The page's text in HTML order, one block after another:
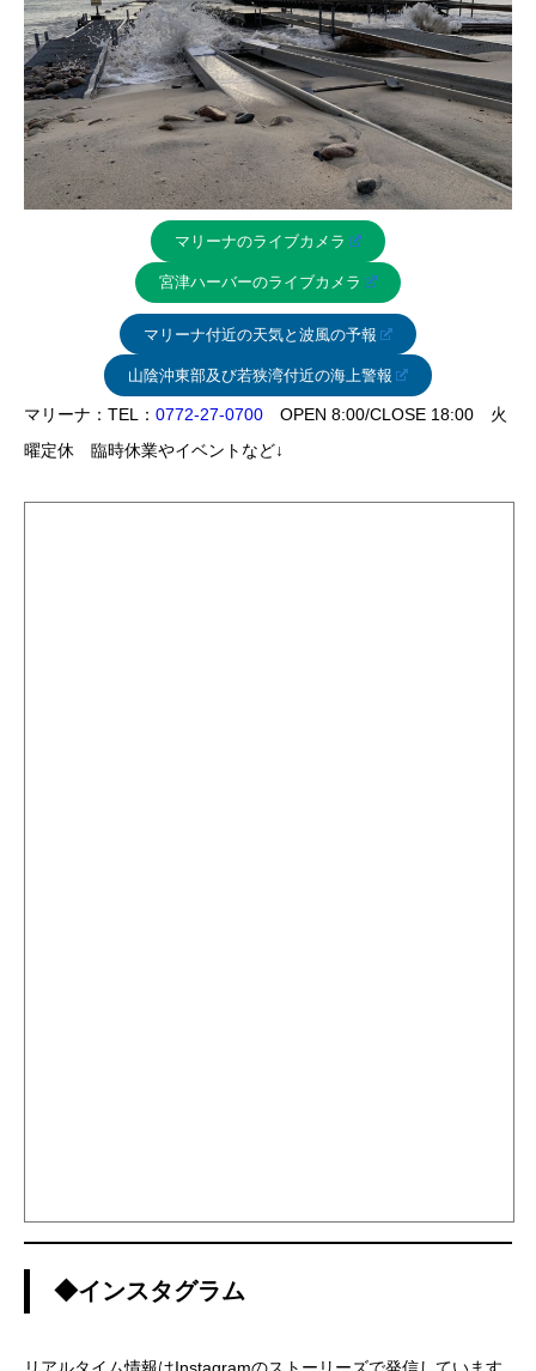
マリーナのライブカメラ
宮津ハーバーのライブカメラ
マリーナ付近の天気と波風の予報
山陰沖東部及び若狭湾付近の海上警報
マリーナ：TEL： 0772-27-0700 OPEN 8:00/CLOSE 18:00 火
曜定休 臨時休業やイベントなど↓
◆インスタグラム
リアルタイム情報はInstagramのストーリーズで発信しています